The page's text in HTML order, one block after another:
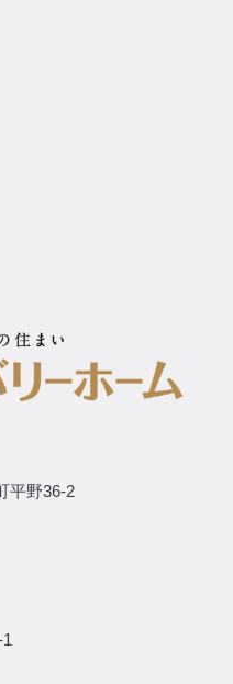
平野36-2